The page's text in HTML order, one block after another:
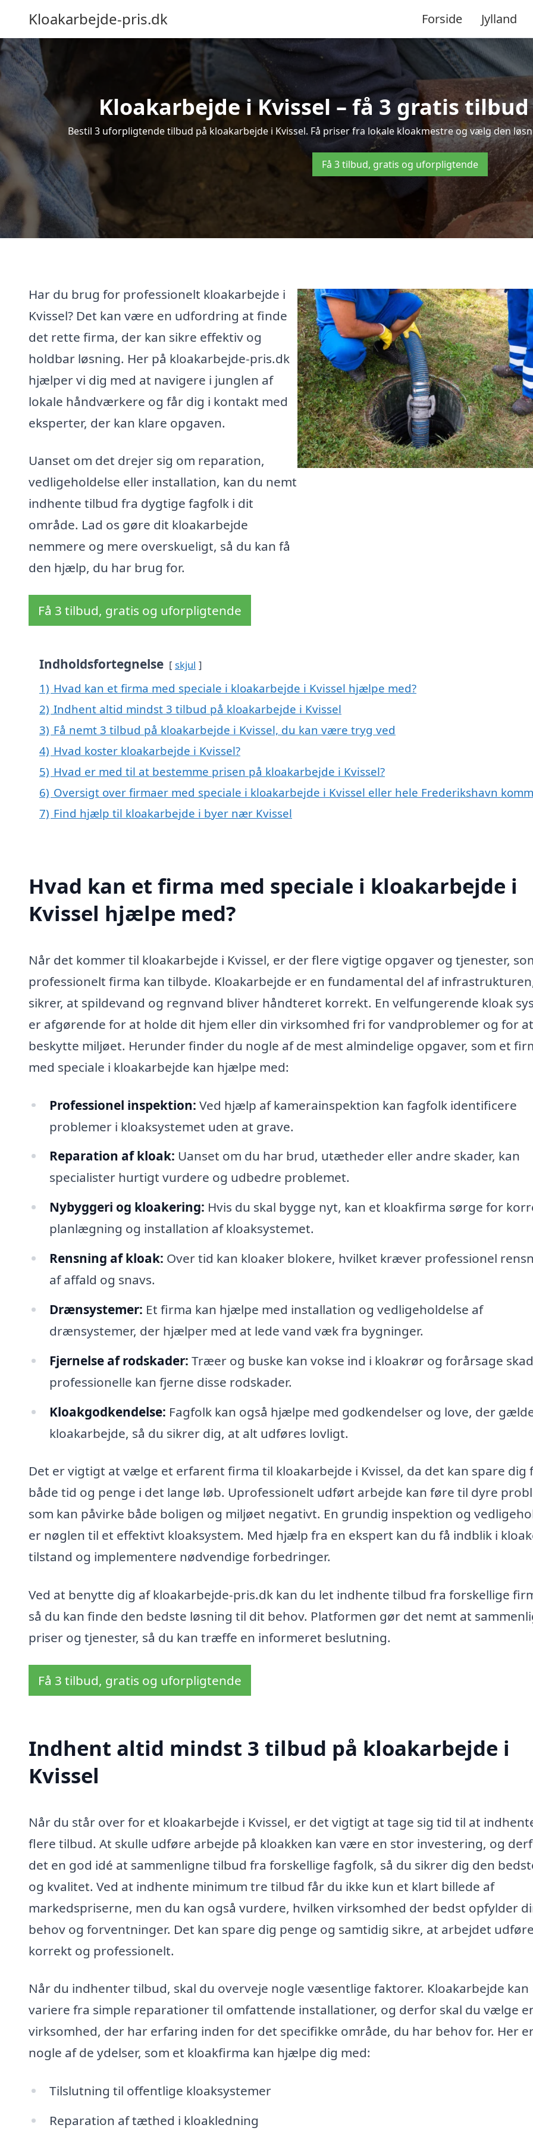
Kloakarbejde-pris.dk Forside Jylland
Kloakarbejde i Kvissel – få 3 gratis
Bestil 3 uforpligtende tilbud på kloakarbejde i Kvissel. Få priser fra lokale kloakmestre og vælg den
Få 3 tilbud, gratis og uforpligtende
Har du brug for professionelt kloakarbejde i
Kvissel? Det kan være en udfordring at finde
det rette firma, der kan sikre effektiv og
holdbar løsning. Her på kloakarbejde-pris.dk
hjælper vi dig med at navigere i junglen af
lokale håndværkere og får dig i kontakt med
eksperter, der kan klare opgaven.
Uanset om det drejer sig om reparation,
vedligeholdelse eller installation, kan du nemt
indhente tilbud fra dygtige fagfolk i dit
område. Lad os gøre dit kloakarbejde
nemmere og mere overskueligt, så du kan få
den hjælp, du har brug for.
Få 3 tilbud, gratis og uforpligtende
Indholdsfortegnelse skjul
1) Hvad kan et firma med speciale i kloakarbejde i Kvissel hjælpe med?
2) Indhent altid mindst 3 tilbud på kloakarbejde i Kvissel
3) Få nemt 3 tilbud på kloakarbejde i Kvissel, du kan være tryg ved
4) Hvad koster kloakarbejde i Kvissel?
5) Hvad er med til at bestemme prisen på kloakarbejde i Kvissel?
6) Oversigt over firmaer med speciale i kloakarbejde i Kvissel eller hele Frederikshavn
7) Find hjælp til kloakarbejde i byer nær Kvissel
Hvad kan et firma med speciale i kloakarbejde i
Kvissel hjælpe med?
Når det kommer til kloakarbejde i Kvissel, er der flere vigtige opgaver og tjenester,
professionelt firma kan tilbyde. Kloakarbejde er en fundamental del af
sikrer, at spildevand og regnvand bliver håndteret korrekt. En velfungerende kloak
er afgørende for at holde dit hjem eller din virksomhed fri for vandproblemer og for at
beskytte miljøet. Herunder finder du nogle af de mest almindelige opgaver, som et
med speciale i kloakarbejde kan hjælpe med:
Professionel inspektion: Ved hjælp af kamerainspektion kan fagfolk identificere
problemer i kloaksystemet uden at grave.
Reparation af kloak: Uanset om du har brud, utætheder eller andre skader, kan
specialister hurtigt vurdere og udbedre problemet.
Nybyggeri og kloakering: Hvis du skal bygge nyt, kan et kloakfirma sørge for
planlægning og installation af kloaksystemet.
Rensning af kloak: Over tid kan kloaker blokere, hvilket kræver professionel
af affald og snavs.
Drænsystemer: Et firma kan hjælpe med installation og vedligeholdelse af
drænsystemer, der hjælper med at lede vand væk fra bygninger.
Fjernelse af rodskader: Træer og buske kan vokse ind i kloakrør og forårsage
professionelle kan fjerne disse rodskader.
Kloakgodkendelse: Fagfolk kan også hjælpe med godkendelser og love, der
kloakarbejde, så du sikrer dig, at alt udføres lovligt.
Det er vigtigt at vælge et erfarent firma til kloakarbejde i Kvissel, da det kan spare dig
både tid og penge i det lange løb. Uprofessionelt udført arbejde kan føre til dyre
som kan påvirke både boligen og miljøet negativt. En grundig inspektion og
er nøglen til et effektivt kloaksystem. Med hjælp fra en ekspert kan du få indblik i
tilstand og implementere nødvendige forbedringer.
Ved at benytte dig af kloakarbejde-pris.dk kan du let indhente tilbud fra forskellige
så du kan finde den bedste løsning til dit behov. Platformen gør det nemt at
priser og tjenester, så du kan træffe en informeret beslutning.
Få 3 tilbud, gratis og uforpligtende
Indhent altid mindst 3 tilbud på kloakarbejde i
Kvissel
Når du står over for et kloakarbejde i Kvissel, er det vigtigt at tage sig tid til at
flere tilbud. At skulle udføre arbejde på kloakken kan være en stor investering, og
det en god idé at sammenligne tilbud fra forskellige fagfolk, så du sikrer dig den
og kvalitet. Ved at indhente minimum tre tilbud får du ikke kun et klart billede af
markedspriserne, men du kan også vurdere, hvilken virksomhed der bedst opfylder
behov og forventninger. Det kan spare dig penge og samtidig sikre, at arbejdet
korrekt og professionelt.
Når du indhenter tilbud, skal du overveje nogle væsentlige faktorer. Kloakarbejde kan
variere fra simple reparationer til omfattende installationer, og derfor skal du vælge
virksomhed, der har erfaring inden for det specifikke område, du har behov for. Her
nogle af de ydelser, som et kloakfirma kan hjælpe dig med:
Tilslutning til offentlige kloaksystemer
Reparation af tæthed i kloakledning